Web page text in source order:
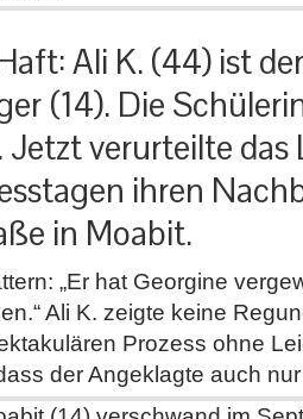
Ali K. (44) ist
(14). Die
verurteilte das
ihren
in Moabit.
„Er hat Georgine
Ali K. zeigte keine
Prozess ohne
der Angeklagte auch